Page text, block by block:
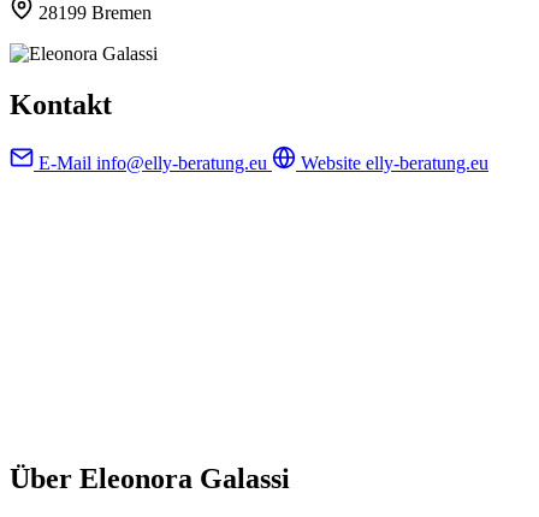
28199 Bremen
Kontakt
E-Mail info@elly-beratung.eu Website elly-beratung.eu
Über Eleonora Galassi